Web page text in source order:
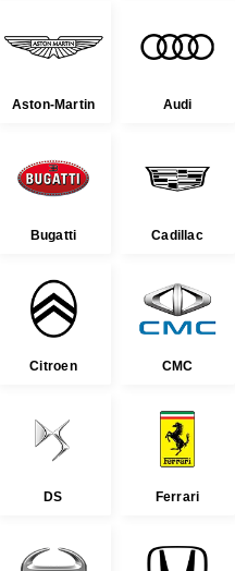
Aston-Martin Audi
Bugatti Cadillac
Citroen CMC
DS Ferrari